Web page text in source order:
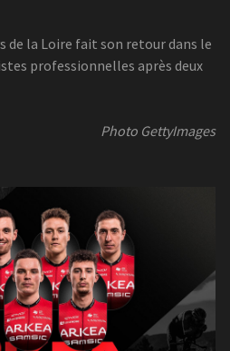
de la Loire fait son retour dans le
professionnelles après deux
Photo GettyImages